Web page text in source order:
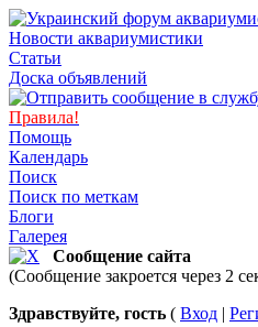
Новости аквариумистики
Статьи
Доска объявлений
Правила!
Помощь
Календарь
Поиск
Поиск по меткам
Блоги
Галерея
Сообщение сайта
(Сообщение закроется через 2
Здравствуйте, гость ( Вход |